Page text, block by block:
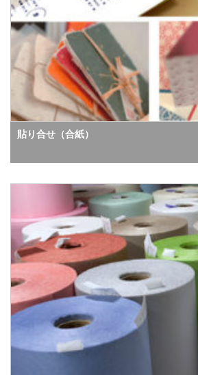
貼り合せ（合紙）